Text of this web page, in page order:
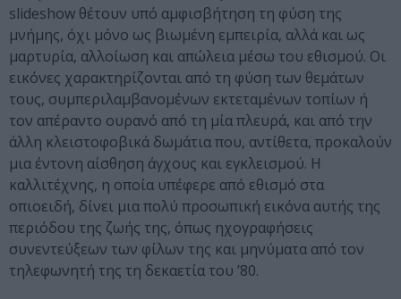
slideshow θέτουν υπό αμφισβήτηση τη φύση της
μνήμης, όχι μόνο ως βιωμένη εμπειρία, αλλά και ως
μαρτυρία, αλλοίωση και απώλεια μέσω του εθισμού. Οι
εικόνες χαρακτηρίζονται από τη φύση των θεμάτων
τους, συμπεριλαμβανομένων εκτεταμένων τοπίων ή
τον απέραντο ουρανό από τη μία πλευρά, και από την
άλλη κλειστοφοβικά δωμάτια που, αντίθετα, προκαλούν
μια έντονη αίσθηση άγχους και εγκλεισμού. Η
καλλιτέχνης, η οποία υπέφερε από εθισμό στα
οπιοειδή, δίνει μια πολύ προσωπική εικόνα αυτής της
περιόδου της ζωής της, όπως ηχογραφήσεις
συνεντεύξεων των φίλων της και μηνύματα από τον
τηλεφωνητή της τη δεκαετία του ’80.